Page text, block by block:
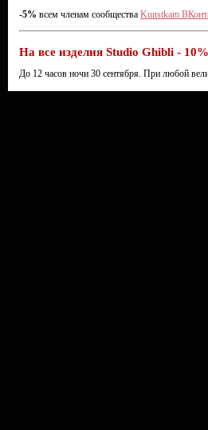
-5% всем членам сообщества Kunstkam
На все изделия Studio Ghibli - 10%
До 12 часов ночи 30 сентября. При любой